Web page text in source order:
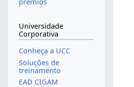
prêmios
Universidade
Corporativa
Conheça a UCC
Soluções de
treinamento
EAD CIGAM